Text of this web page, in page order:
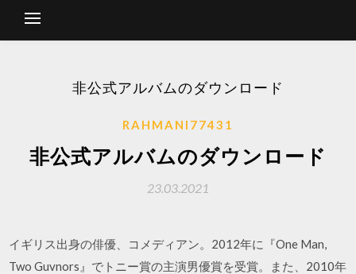
非公式アルバムのダウンロード
RAHMANI77431
非公式アルバムのダウンロード
23.03.2021
イギリス出身の俳優、コメディアン。2012年に『One Man,
Two Guvnors』でトニー賞の主演男優賞を受賞。また、2010年